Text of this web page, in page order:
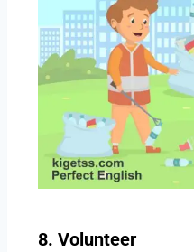
8. Volunteer